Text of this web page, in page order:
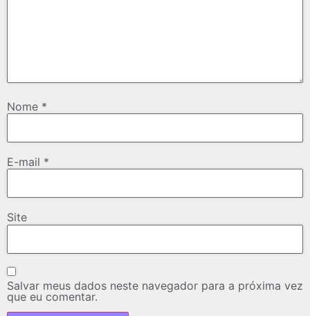
Nome *
E-mail *
Site
Salvar meus dados neste navegador para a próxima vez
que eu comentar.